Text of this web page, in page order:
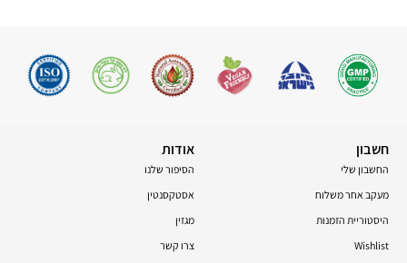
חשבון
החשבון שלי
מעקב אחר משלוח
היסטוריית הזמנות
Wishlist
אודות
הסיפור שלנו
אסטקסנטין
מגזין
צרו קשר